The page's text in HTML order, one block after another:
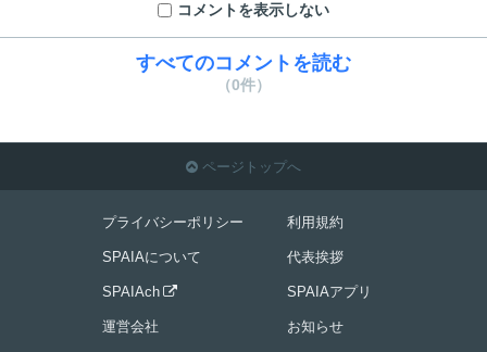
コメントを表示しない
すべてのコメントを読む
（0件）
 ページトップへ
プライバシーポリシー
SPAIAについて
SPAIAch 
運営会社
利用規約
代表挨拶
SPAIAアプリ
お知らせ